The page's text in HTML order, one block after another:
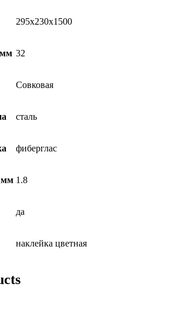
295x230x1500
мм 32
Совковая
сталь
фиберглас
мм 1.8
да
наклейка цветная